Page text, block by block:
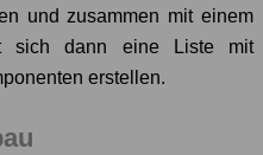
und zusammen mit einem
sich dann eine Liste mit
erstellen.